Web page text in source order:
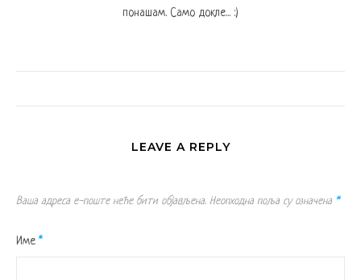
понашам. Само докле... :)
LEAVE A REPLY
Ваша адреса е-поште неће бити објављена. Неопходна поља су означена *
Име *